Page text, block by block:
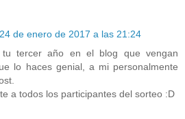
24 de enero de 2017 a las 21:24
tu tercer año en el blog que vengan
lo haces genial, a mi personalmente
a todos los participantes del sorteo :D